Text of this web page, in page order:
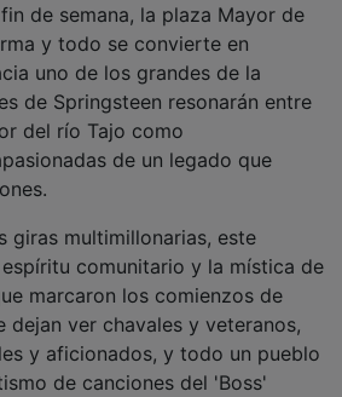
de semana, la plaza Mayor de
y todo se convierte en
uno de los grandes de la
de Springsteen resonarán entre
del río Tajo como
de un legado que
giras multimillonarias, este
comunitario y la mística de
marcaron los comienzos de
dejan ver chavales y veteranos,
y aficionados, y todo un pueblo
de canciones del 'Boss'